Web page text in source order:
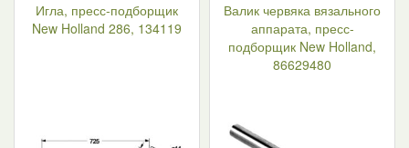
Игла, пресс-подборщик
New Holland 286, 134119
Валик червяка вязального
аппарата, пресс-
подборщик New Holland,
86629480